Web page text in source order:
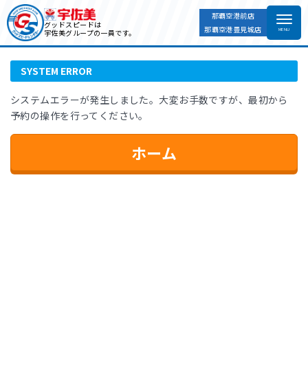
グッドスピードは
宇佐美グループの一員です。
那覇空港前店
那覇空港豊見城店
ホーム SYSTEM ERROR
SYSTEM ERROR
システムエラーが発生しました。大変お手数ですが、最初から
予約の操作を行ってください。
ホーム